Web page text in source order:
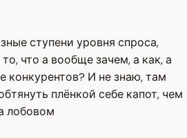
ступени уровня спроса,
что а вообще зачем, а как, а
конкурентов? И не знаю, там
плёнкой себе капот, чем
лобовом